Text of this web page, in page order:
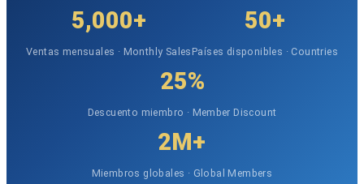
5,000+
Ventas mensuales · Monthly Sales
50+
Países disponibles · Countries
25%
Descuento miembro · Member Discount
2M+
Miembros globales · Global Members